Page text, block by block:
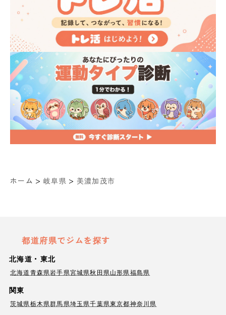
ホーム > 岐阜県 > 美濃加茂市
都道府県でジムを探す
北海道・東北
北海道青森県岩手県宮城県秋田県山形県福島県
関東
茨城県栃木県群馬県埼玉県千葉県東京都神奈川県